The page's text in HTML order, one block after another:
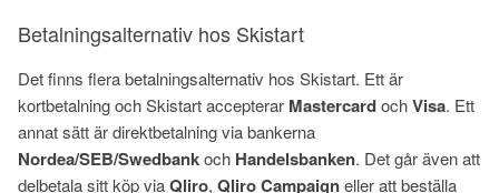
Betalningsalternativ hos Skistart
Det finns flera betalningsalternativ hos Skistart. Ett är
kortbetalning och Skistart accepterar MastercardochVisa. Ett
annat sätt är direktbetalning via bankerna
Nordea/SEB/Swedbankoch Handelsbanken. Det går även att
delbetala sitt köp viaQliro, Qliro Campaigneller att beställa